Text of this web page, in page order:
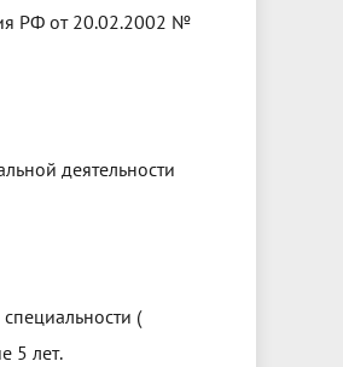
РФ от 20.02.2002 №
деятельности
(
5 лет.